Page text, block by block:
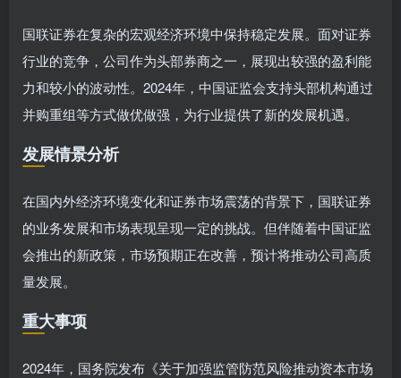
国联证券在复杂的宏观经济环境中保持稳定发展。面对证券
行业的竞争，公司作为头部券商之一，展现出较强的盈利能
力和较小的波动性。2024年，中国证监会支持头部机构通过
并购重组等方式做优做强，为行业提供了新的发展机遇。
发展情景分析
在国内外经济环境变化和证券市场震荡的背景下，国联证券
的业务发展和市场表现呈现一定的挑战。但伴随着中国证监
会推出的新政策，市场预期正在改善，预计将推动公司高质
量发展。
重大事项
2024年，国务院发布《关于加强监管防范风险推动资本市场